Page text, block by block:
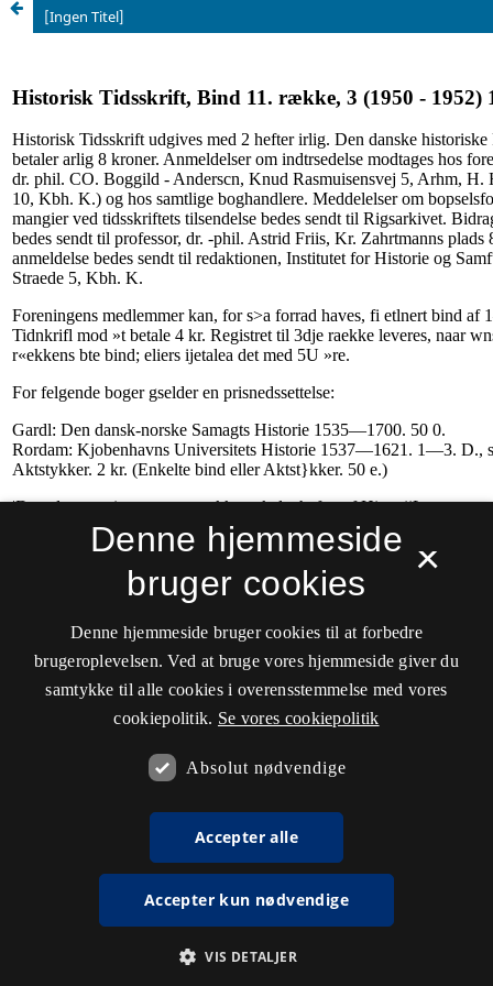
[Ingen Titel]
×
Denne hjemmeside
bruger cookies
Denne hjemmeside bruger cookies til at forbedre
brugeroplevelsen. Ved at bruge vores hjemmeside giver du
samtykke til alle cookies i overensstemmelse med vores
cookiepolitik. Se vores cookiepolitik
Absolut nødvendige
Accepter alle
Accepter kun nødvendige
VIS DETALJER